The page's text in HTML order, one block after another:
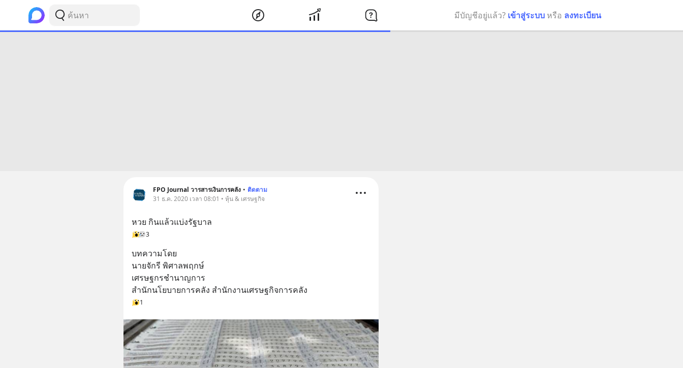
มีบัญชีอยู่แล้ว? เข้าสู่ระบบ หรือ ลงทะเบียน
FPO Journal วารสารเงินการคลัง • ติดตาม
31 ธ.ค. 2020 เวลา 08:01 • หุ้น & เศรษฐกิจ
หวย กินแล้วแบ่งรัฐบาล
3
บทความโดย
นายจักรี พิศาลพฤกษ์
เศรษฐกรชำนาญการ
สำนักนโยบายการคลัง สำนักงานเศรษฐกิจการคลัง
1